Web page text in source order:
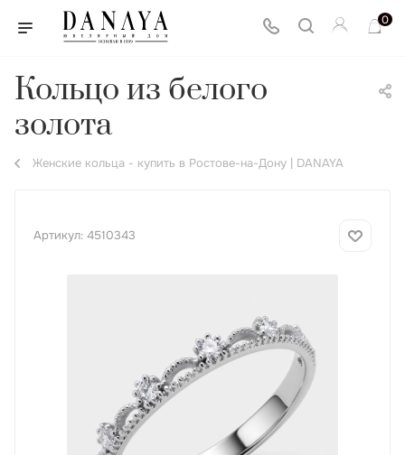
0
Кольцо из белого
золота
Женские кольца - купить в Ростове-на-Дону | DANAYA
Артикул: 4510343